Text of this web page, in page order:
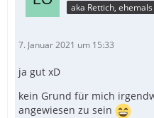
7. Januar 2021 um 15:33
ja gut xD
kein Grund für mich
angewiesen zu sein